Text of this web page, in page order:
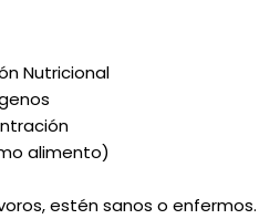
Nutricional
alimento)
estén sanos o enfermos.